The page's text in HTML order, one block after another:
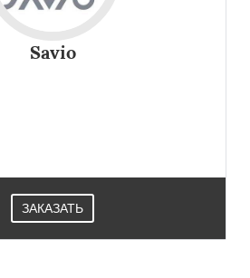
Savio
ЗАКАЗАТЬ